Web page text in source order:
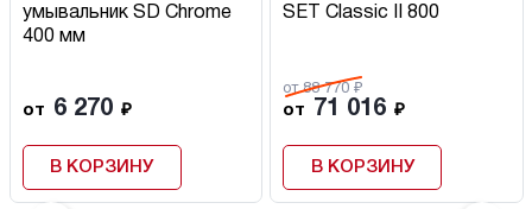
умывальник SD Chrome
400 мм
от 6 270 ₽
В КОРЗИНУ
SET Classic II 800
от 88 770 ₽
от 71 016 ₽
В КОРЗИНУ